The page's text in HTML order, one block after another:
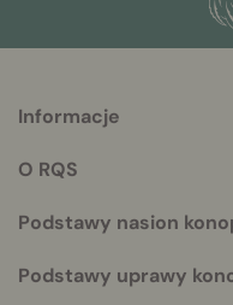
info
Informacje
O RQS
Podstawy nasion
Podstawy uprawy